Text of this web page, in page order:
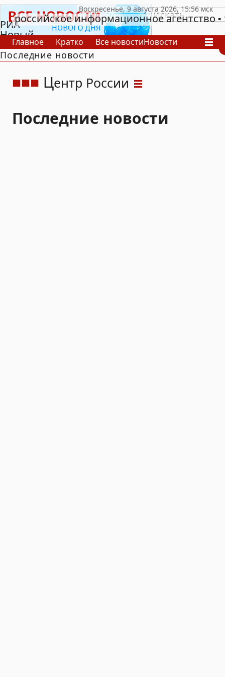
РИА
Новый
День
российское информационное агентство
Главное Кратко Все новостиНовости
В России
В мире
Последние новости
Центр России
Последние новости